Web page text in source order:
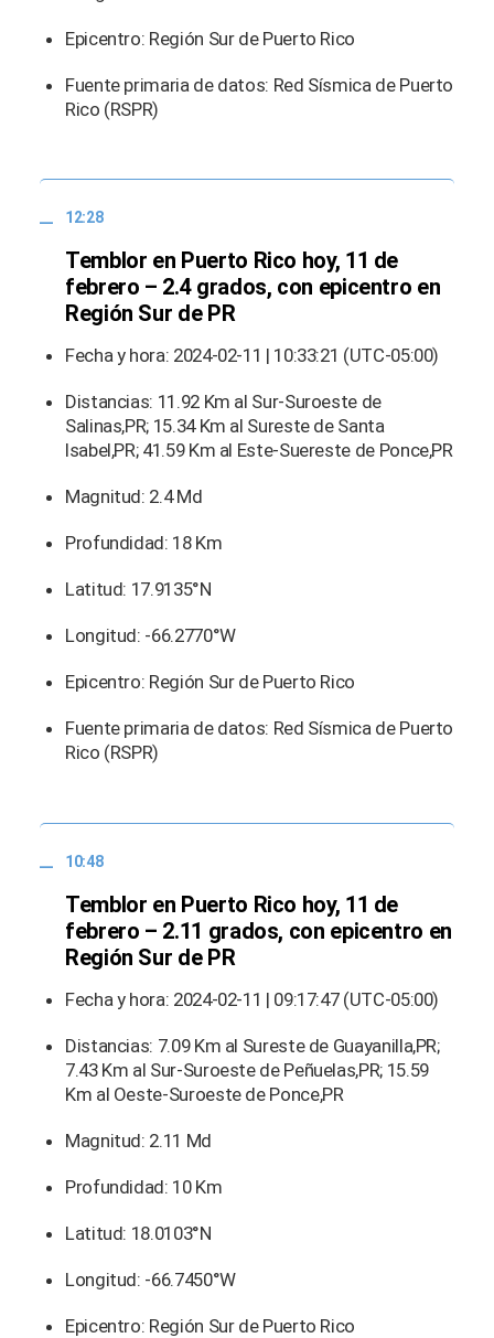
Epicentro: Región Sur de Puerto Rico
Fuente primaria de datos: Red Sísmica de Puerto
Rico (RSPR)
12:28
Temblor en Puerto Rico hoy, 11 de
febrero – 2.4 grados, con epicentro en
Región Sur de PR
Fecha y hora: 2024-02-11 | 10:33:21 (UTC-05:00)
Distancias: 11.92 Km al Sur-Suroeste de
Salinas,PR; 15.34 Km al Sureste de Santa
Isabel,PR; 41.59 Km al Este-Suereste de Ponce,PR
Magnitud: 2.4 Md
Profundidad: 18 Km
Latitud: 17.9135°N
Longitud: -66.2770°W
Epicentro: Región Sur de Puerto Rico
Fuente primaria de datos: Red Sísmica de Puerto
Rico (RSPR)
10:48
Temblor en Puerto Rico hoy, 11 de
febrero – 2.11 grados, con epicentro en
Región Sur de PR
Fecha y hora: 2024-02-11 | 09:17:47 (UTC-05:00)
Distancias: 7.09 Km al Sureste de Guayanilla,PR;
7.43 Km al Sur-Suroeste de Peñuelas,PR; 15.59
Km al Oeste-Suroeste de Ponce,PR
Magnitud: 2.11 Md
Profundidad: 10 Km
Latitud: 18.0103°N
Longitud: -66.7450°W
Epicentro: Región Sur de Puerto Rico